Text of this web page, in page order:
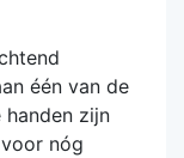
één van de
handen zijn
nóg